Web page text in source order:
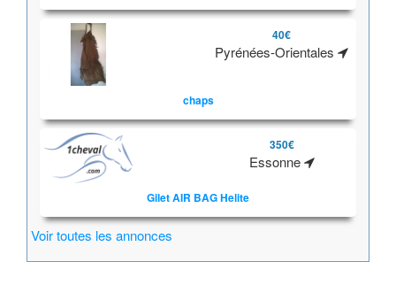
40€
Pyrénées-Orientales
chaps
350€
Essonne
Gilet AIR BAG Helite
Voir toutes les annonces